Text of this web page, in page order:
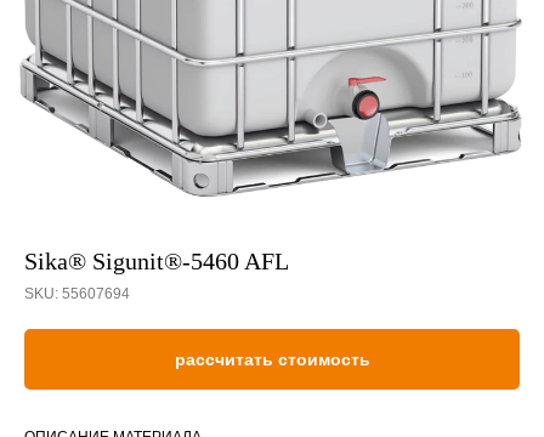
Sika® Sigunit®-5460 AFL
SKU: 55607694
рассчитать стоимость